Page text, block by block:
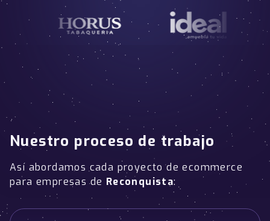
Nuestro proceso de trabajo
Así abordamos cada proyecto de ecommerce
para empresas de Reconquista: